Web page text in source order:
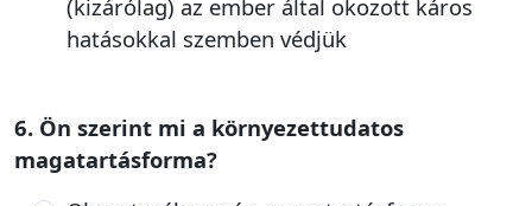
(kizárólag) az ember által okozott káros
hatásokkal szemben védjük
6. Ön szerint mi a környezettudatos
magatartásforma?